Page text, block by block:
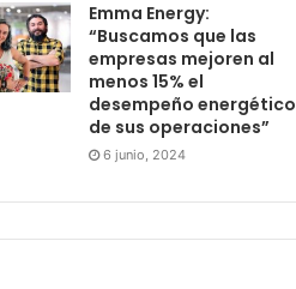
Emma Energy:
“Buscamos que las
empresas mejoren al
menos 15% el
desempeño energético
de sus operaciones”
6 junio, 2024